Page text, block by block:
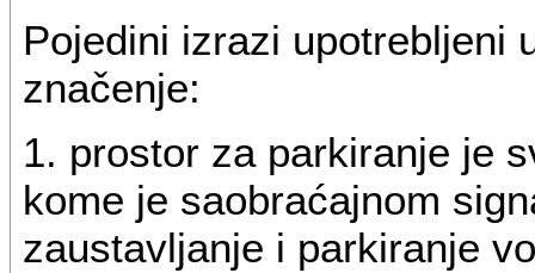
Pojedini izrazi upotrebljeni
značenje:
1. prostor za parkiranje je
kome je saobraćajnom
zaustavljanje i parkiranje